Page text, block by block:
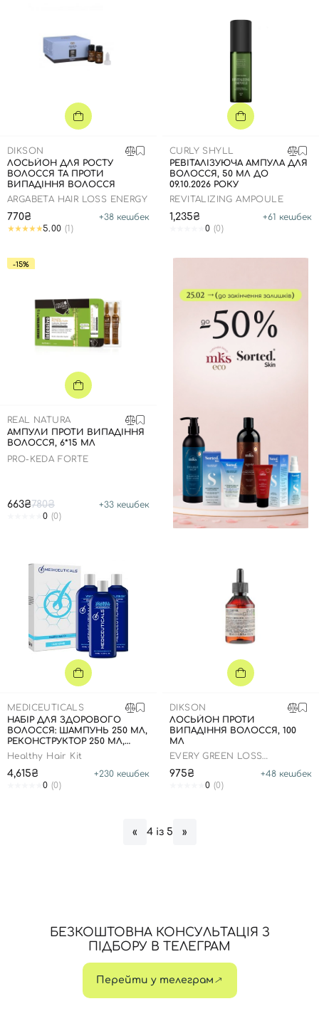
DIKSON
ЛОСЬЙОН ДЛЯ РОСТУ
ВОЛОССЯ ТА ПРОТИ
ВИПАДІННЯ ВОЛОССЯ
ARGABETA HAIR LOSS ENERGY
770₴ +38 кешбек
5.00 (1)
CURLY SHYLL
РЕВІТАЛІЗУЮЧА АМПУЛА ДЛЯ
ВОЛОССЯ, 50 МЛ ДО
09.10.2026 РОКУ
REVITALIZING AMPOULE
1,235₴ +61 кешбек
0 (0)
-15%
REAL NATURA
АМПУЛИ ПРОТИ ВИПАДІННЯ
ВОЛОССЯ, 6*15 МЛ
PRO-KEDA FORTE
663₴780₴ +33 кешбек
0 (0)
MEDICEUTICALS
НАБІР ДЛЯ ЗДОРОВОГО
ВОЛОССЯ: ШАМПУНЬ 250 МЛ,
РЕКОНСТРУКТОР 250 МЛ,
КОНДИЦІОНЕР 250 МЛ
Healthy Hair Kit
4,615₴ +230 кешбек
0 (0)
DIKSON
ЛОСЬЙОН ПРОТИ
ВИПАДІННЯ ВОЛОССЯ, 100
МЛ
EVERY GREEN LOSS
975₴ +48 кешбек
0 (0)
« 4 із 5 »
БЕЗКОШТОВНА КОНСУЛЬТАЦІЯ З
ПІДБОРУ В ТЕЛЕГРАМ
Перейти у телеграм
Вхід Реєстрація
Номер телефону
Відправляючи форму для авторизації/реєстрації ви
приймаєте умовиУгоди користувача